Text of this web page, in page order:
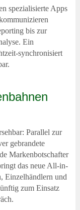
spezialisierte Apps
bis zur
Ein
synchronisiert
Parallel zur
gebrandete
Markenbotschafter
das neue All-in-
Einzelhändlern und
zum Einsatz